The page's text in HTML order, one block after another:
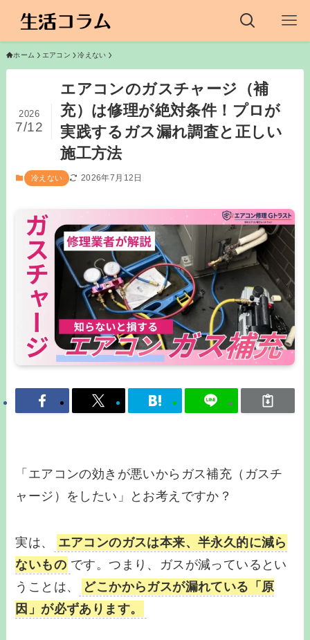
ホーム エアコン 冷えない
エアコンのガスチャージ（補
充）は修理が絶対条件！プロが
実践するガス漏れ調査と正しい
施工方法
2026
7/12
冷えない 2026年7月12日
「エアコンの効きが悪いからガス補充（ガスチ
ャージ）をしたい」とお考えですか？
実は、
エアコンのガスは本来、半永久的に減ら
ないもの です。つまり、ガスが減っているとい
うことは、
どこかからガスが漏れている「原
因」が必ずあります。